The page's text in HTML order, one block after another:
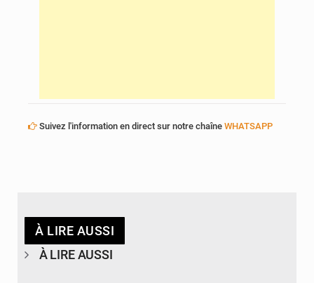
Suivez l'information en direct sur notre chaîne WHATSAPP
À LIRE AUSSI
À LIRE AUSSI